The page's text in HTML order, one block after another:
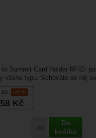
Kč -20 %
Kč
Porovnat
Do
košíku
to Summit Card Holder RFID:
všeho typu. Schováte do něj
i osobní...